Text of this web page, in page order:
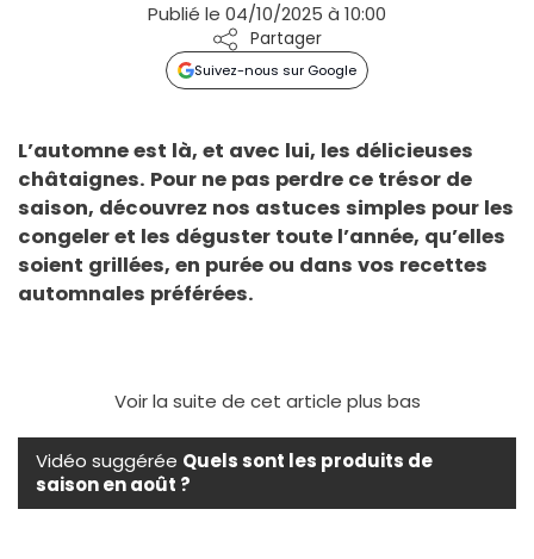
Publié le 04/10/2025 à 10:00
Partager
Suivez-nous sur Google
L’automne est là, et avec lui, les délicieuses
châtaignes. Pour ne pas perdre ce trésor de
saison, découvrez nos astuces simples pour les
congeler et les déguster toute l’année, qu’elles
soient grillées, en purée ou dans vos recettes
automnales préférées.
Voir la suite de cet article plus bas
Vidéo suggérée Quels sont les produits de
saison en août ?